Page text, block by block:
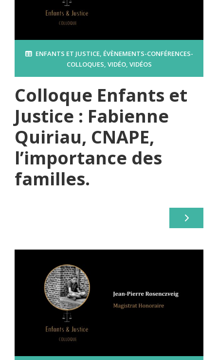
ENFANTS ET JUSTICE, ÉVÈNEMENTS-CONFÉRENCES-
COLLOQUES, VIDÉO, VIDÉOS
Colloque Enfants et
Justice : Fabienne
Quiriau, CNAPE,
l’importance des
familles.